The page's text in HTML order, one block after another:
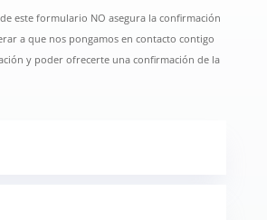
este formulario NO asegura la confirmación
a que nos pongamos en contacto contigo
y poder ofrecerte una confirmación de la